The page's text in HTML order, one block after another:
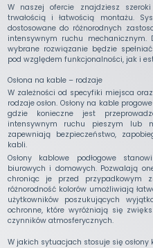
W naszej ofercie znajdziesz
trwałością i łatwością montażu.
dostosowane do różnorodnych
intensywnym ruchu mechanicznym.
wybrane rozwiązanie będzie
pod względem funkcjonalności, jak i
Osłona na kable – rodzaje
W zależności od specyfiki miejsca
rodzaje osłon. Osłony na kable
gdzie konieczne jest
intensywnym ruchu pieszym lub
zapewniają bezpieczeństwo,
kabli.
Osłony kablowe podłogowe
biurowych i domowych. Pozwalają
chroniąc je przed przypadkowym
różnorodność kolorów umożliwiają
użytkowników poszukujących
ochronne, które wyróżniają się
czynników atmosferycznych.
W jakich sytuacjach stosuje się osłony